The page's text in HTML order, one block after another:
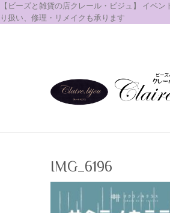
【ビーズと雑貨の店クレール・ビジュ】 イベ
り扱い、修理・リメイクも承ります
IMG_6196